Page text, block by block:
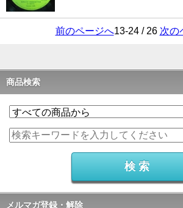
前のページへ13-24 / 26 次の
商品検索
メルマガ登録・解除